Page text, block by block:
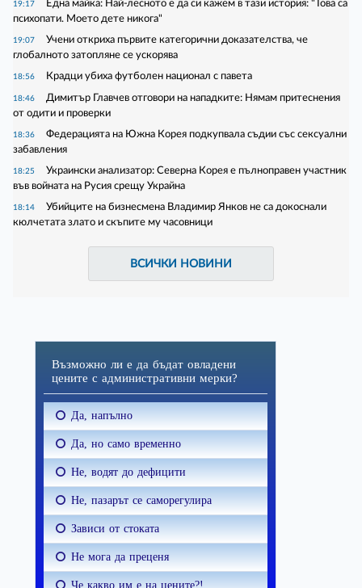
19:17
Една майка: Най-лесното е да си кажем в тази история: "Това са
психопати. Моето дете никога"
19:07
Учени откриха първите категорични доказателства, че
глобалното затопляне се ускорява
18:56 Крадци убиха футболен национал с павета
18:46
Димитър Главчев отговори на нападките: Нямам притеснения
от одити и проверки
18:36
Федерацията на Южна Корея подкупвала съдии със сексуални
забавления
18:25
Украински анализатор: Северна Корея е пълноправен участник
във войната на Русия срещу Украйна
18:14
Убийците на бизнесмена Владимир Янков не са докоснали
кюлчетата злато и скъпите му часовници
ВСИЧКИ НОВИНИ